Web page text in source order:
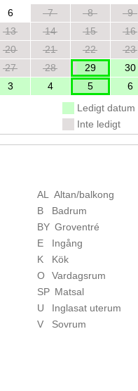
6 7 8
9
13 14 15
16
20 21 22
23
27 28 29
30
3 4 5
6
Ledigt datum
Inte ledigt
AL
Altan/balkong
B
Badrum
BY Groventré
E
Ingång
K
Kök
O
Vardagsrum
SP Matsal
U
Inglasat uterum
V
Sovrum